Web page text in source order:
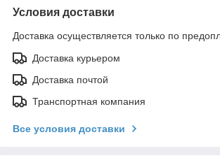
Условия доставки
Доставка осуществляется только по
Доставка курьером
Доставка почтой
Транспортная компания
Все условия доставки